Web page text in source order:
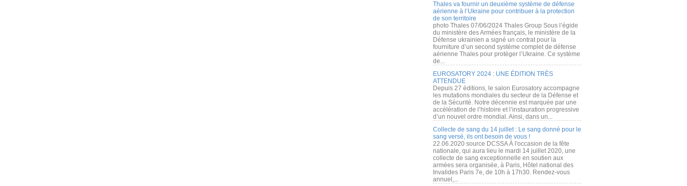
Thales va fournir un deuxième système de défense
aérienne à l’Ukraine pour contribuer à la protection
de son territoire
photo Thales 07/06/2024 Thales Group Sous l’égide
du ministère des Armées français, le ministère de la
Défense ukrainien a signé un contrat pour la
fourniture d’un second système complet de défense
aérienne Thales pour protéger l’Ukraine. Ce système
de...
EUROSATORY 2024 : UNE ÉDITION TRÈS
ATTENDUE
Depuis 27 éditions, le salon Eurosatory accompagne
les mutations mondiales du secteur de la Défense et
de la Sécurité. Notre décennie est marquée par une
accélération de l’histoire et l’instauration progressive
d’un nouvel ordre mondial. Ainsi, dans un...
Collecte de sang du 14 juillet : Le sang donné pour le
sang versé, ils ont besoin de vous !
22.06.2020 source DCSSA À l'occasion de la fête
nationale, qui aura lieu le mardi 14 juillet 2020, une
collecte de sang exceptionnelle en soutien aux
armées sera organisée, à Paris, Hôtel national des
Invalides Paris 7e, de 10h à 17h30. Rendez-vous
annuel,...